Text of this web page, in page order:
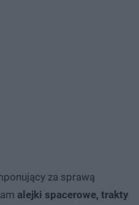
za sprawą
alejki spacerowe, trakty